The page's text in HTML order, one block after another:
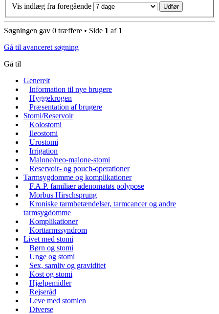
Vis indlæg fra foregående
Søgningen gav 0 træffere • Side 1 af 1
Gå til avanceret søgning
Gå til
Generelt
Information til nye brugere
Hyggekrogen
Præsentation af brugere
Stomi/Reservoir
Kolostomi
Ileostomi
Urostomi
Irrigation
Malone/neo-malone-stomi
Reservoir- og pouch-operationer
Tarmsygdomme og komplikationer
F.A.P. familiær adenomatøs polypose
Morbus Hirschsprung
Kroniske tarmbetændelser, tarmcancer og andre
tarmsygdomme
Komplikationer
Korttarmssyndrom
Livet med stomi
Børn og stomi
Unge og stomi
Sex, samliv og graviditet
Kost og stomi
Hjælpemidler
Rejseråd
Leve med stomien
Diverse